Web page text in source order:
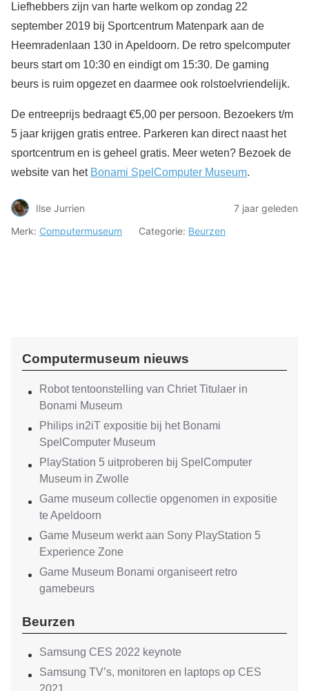
Liefhebbers zijn van harte welkom op zondag 22
september 2019 bij Sportcentrum Matenpark aan de
Heemradenlaan 130 in Apeldoorn. De retro spelcomputer
beurs start om 10:30 en eindigt om 15:30. De gaming
beurs is ruim opgezet en daarmee ook rolstoelvriendelijk.
De entreeprijs bedraagt €5,00 per persoon. Bezoekers t/m
5 jaar krijgen gratis entree. Parkeren kan direct naast het
sportcentrum en is geheel gratis. Meer weten? Bezoek de
website van het Bonami SpelComputer Museum.
Ilse Jurrien
7 jaar geleden
Merk: Computermuseum Categorie: Beurzen
Computermuseum nieuws
Robot tentoonstelling van Chriet Titulaer in
Bonami Museum
Philips in2iT expositie bij het Bonami
SpelComputer Museum
PlayStation 5 uitproberen bij SpelComputer
Museum in Zwolle
Game museum collectie opgenomen in expositie
te Apeldoorn
Game Museum werkt aan Sony PlayStation 5
Experience Zone
Game Museum Bonami organiseert retro
gamebeurs
Beurzen
Samsung CES 2022 keynote
Samsung TV’s, monitoren en laptops op CES
2021